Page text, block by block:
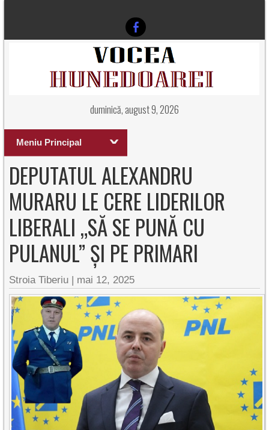
duminică, august 9, 2026
Meniu Principal
DEPUTATUL ALEXANDRU
MURARU LE CERE LIDERILOR
LIBERALI „SĂ SE PUNĂ CU
PULANUL” ȘI PE PRIMARI
Stroia Tiberiu | mai 12, 2025